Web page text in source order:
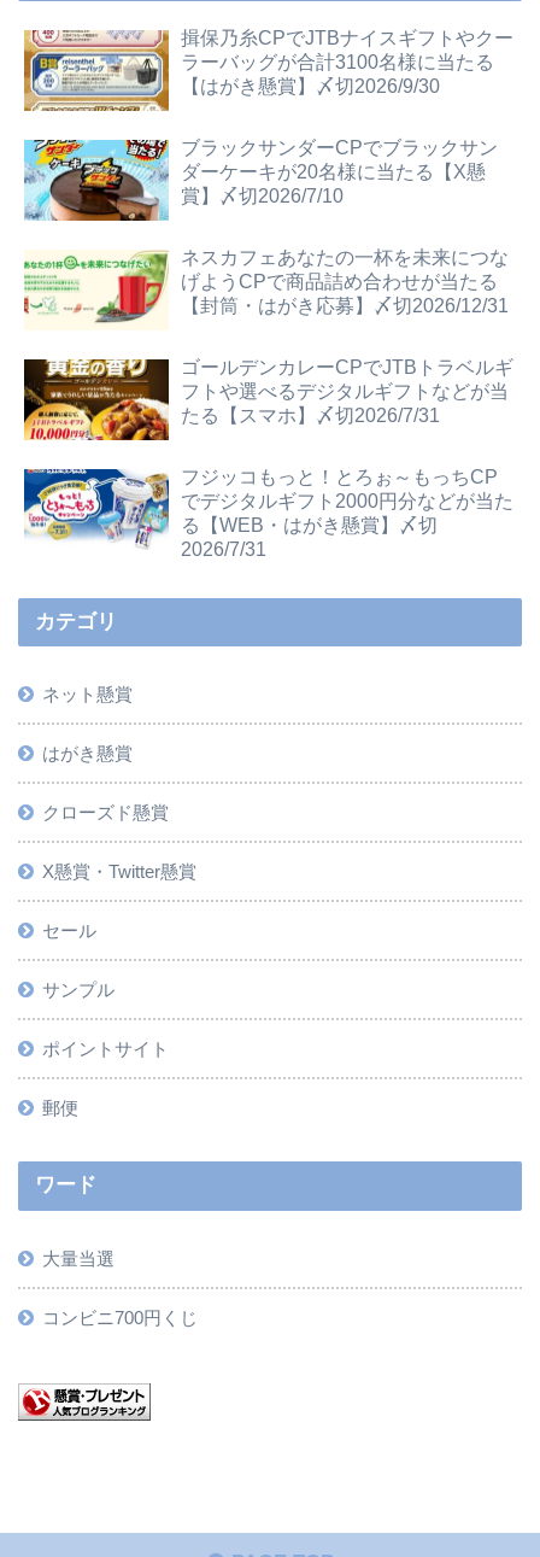
揖保乃糸CPでJTBナイスギフトやクー
ラーバッグが合計3100名様に当たる
【はがき懸賞】〆切2026/9/30
ブラックサンダーCPでブラックサン
ダーケーキが20名様に当たる【X懸
賞】〆切2026/7/10
ネスカフェあなたの一杯を未来につな
げようCPで商品詰め合わせが当たる
【封筒・はがき応募】〆切2026/12/31
ゴールデンカレーCPでJTBトラベルギ
フトや選べるデジタルギフトなどが当
たる【スマホ】〆切2026/7/31
フジッコもっと！とろぉ～もっちCP
でデジタルギフト2000円分などが当た
る【WEB・はがき懸賞】〆切
2026/7/31
カテゴリ
ネット懸賞
はがき懸賞
クローズド懸賞
X懸賞・Twitter懸賞
セール
サンプル
ポイントサイト
郵便
ワード
大量当選
コンビニ700円くじ